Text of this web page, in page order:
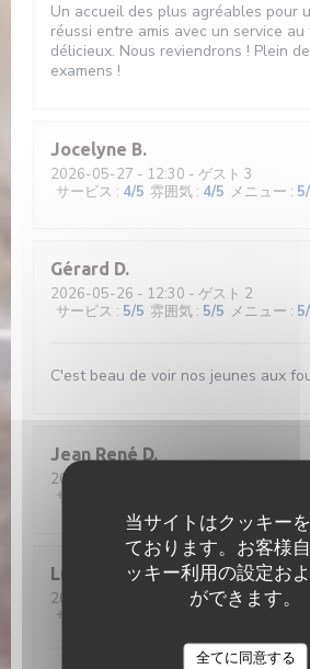
当サイトはクッキー
ております。お客様
ッキー利用の設定お
ができます。
全てに同意する
Un accueil des plus agréables pour
réussi entre amis avec un service
délicieux. Nous reviendrons ! Plein
examens !
Jocelyne B
2026-05-27 - 12:30 - ゲスト 3
サービス : 4/5 雰囲気 : 4/5 メニュー : 5
Gérard D
2026-05-26 - 12:30 - ゲスト 2
サービス : 5/5 雰囲気 : 5/5 メニュー : 5
C'est beau de voir nos jeunes aux
Jean René D
2026-05-26
サービス
Lucrece
C
2026-05-28
- 12:30 - ゲスト 5
サービス